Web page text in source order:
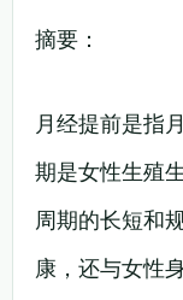
摘要：
月经提前是指
期是女性生殖
周期的长短和
康，还与女性